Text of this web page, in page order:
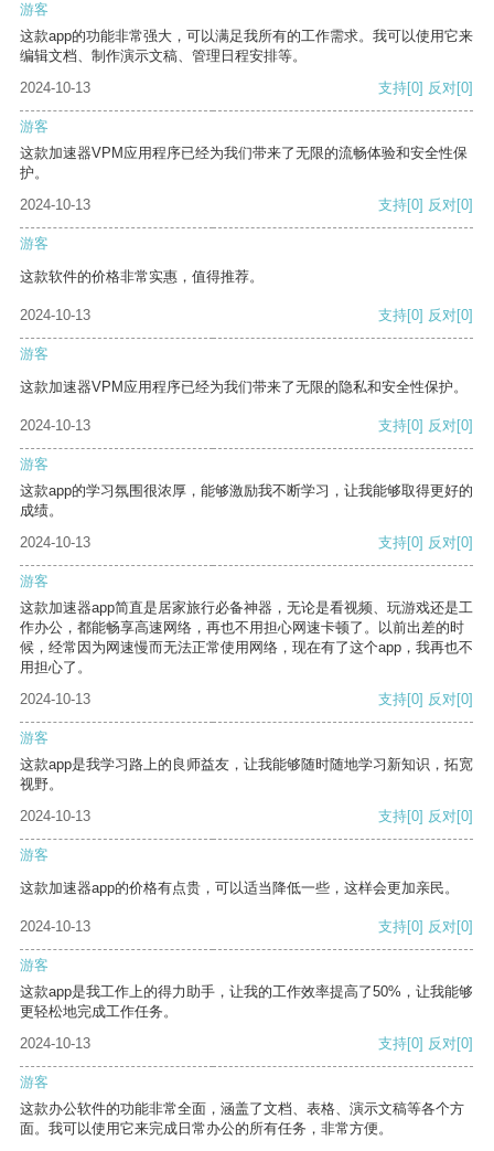
游客
这款app的功能非常强大，可以满足我所有的工作需求。我可以使用它来
编辑文档、制作演示文稿、管理日程安排等。
2024-10-13
支持[0] 反对[0]
游客
这款加速器VPM应用程序已经为我们带来了无限的流畅体验和安全性保
护。
2024-10-13
支持[0] 反对[0]
游客
这款软件的价格非常实惠，值得推荐。
2024-10-13 支持[0] 反对[0]
游客
这款加速器VPM应用程序已经为我们带来了无限的隐私和安全性保护。
2024-10-13 支持[0] 反对[0]
游客
这款app的学习氛围很浓厚，能够激励我不断学习，让我能够取得更好的
成绩。
2024-10-13
支持[0] 反对[0]
游客
这款加速器app简直是居家旅行必备神器，无论是看视频、玩游戏还是工
作办公，都能畅享高速网络，再也不用担心网速卡顿了。以前出差的时
候，经常因为网速慢而无法正常使用网络，现在有了这个app，我再也不
用担心了。
2024-10-13
支持[0] 反对[0]
游客
这款app是我学习路上的良师益友，让我能够随时随地学习新知识，拓宽
视野。
2024-10-13
支持[0] 反对[0]
游客
这款加速器app的价格有点贵，可以适当降低一些，这样会更加亲民。
2024-10-13 支持[0] 反对[0]
游客
这款app是我工作上的得力助手，让我的工作效率提高了50%，让我能够
更轻松地完成工作任务。
2024-10-13
支持[0] 反对[0]
游客
这款办公软件的功能非常全面，涵盖了文档、表格、演示文稿等各个方
面。我可以使用它来完成日常办公的所有任务，非常方便。